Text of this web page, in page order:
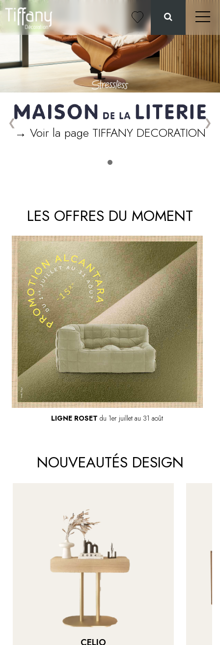
→ Voir la page TIFFANY DECORATION
❮ ❯
LES OFFRES DU MOMENT
LIGNE ROSET du 1er juillet au 31 août
NOUVEAUTÉS DESIGN